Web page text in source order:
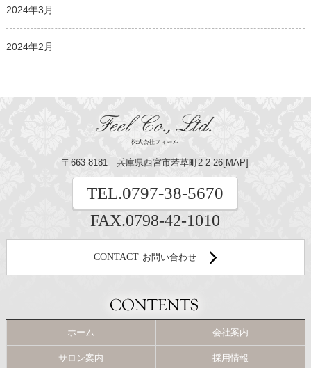
2024年3月
2024年2月
〒663-8181 兵庫県西宮市若草町2-2-26[MAP]
TEL.0797-38-5670
FAX.0798-42-1010
CONTACT お問い合わせ
ホーム 会社案内
サロン案内 採用情報